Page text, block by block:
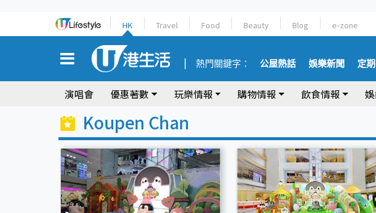
HK Travel Food Beauty Blog e-zone
熱門關鍵字： 公屋熱話 娛樂新聞 定
演唱會 優惠著數 玩樂情報 購物情報 飲食情報
Koupen Chan